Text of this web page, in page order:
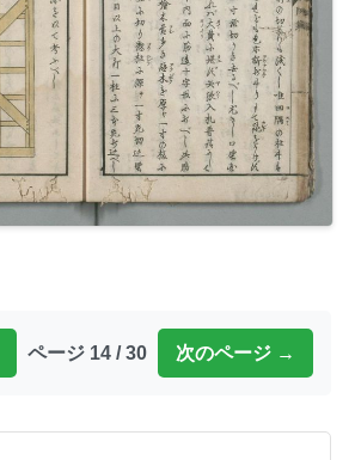
ページ 14 / 30 次のページ →